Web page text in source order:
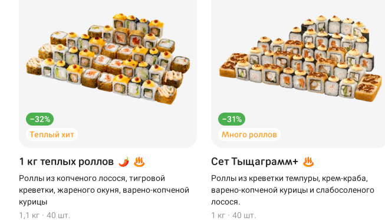
–32%
Теплый хит
1 кг теплых роллов
Роллы из копченого лосося, тигровой
креветки, жареного окуня, варено-копченой
курицы
1,1 кг · 40 шт.
–31%
Много роллов
Сет Тыщаграмм+
Роллы из креветки темпуры, крем-краба,
варено-копченой курицы и слабосоленого
лосося.
1 кг · 40 шт.
Самовывоз
Новороссийск